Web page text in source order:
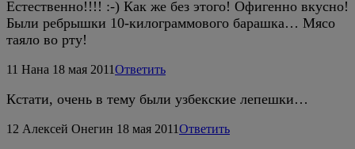
Естественно!!!! :-) Как же без этого! Офигенно вкусно!
Были ребрышки 10-килограммового барашка… Мясо
таяло во рту!
11 Нана 18 мая 2011Ответить
Кстати, очень в тему были узбекские лепешки…
12 Алексей Онегин 18 мая 2011Ответить